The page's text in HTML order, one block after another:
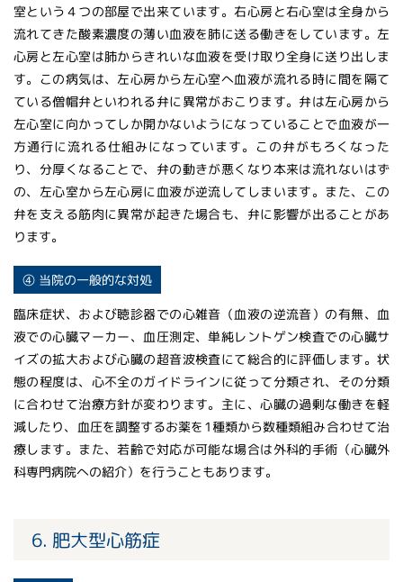
室という４つの部屋で出来ています。右心房と右心室は全身から
流れてきた酸素濃度の薄い血液を肺に送る働きをしています。左
心房と左心室は肺からきれいな血液を受け取り全身に送り出しま
す。この病気は、左心房から左心室へ血液が流れる時に間を隔て
ている僧帽弁といわれる弁に異常がおこります。弁は左心房から
左心室に向かってしか開かないようになっていることで血液が一
方通行に流れる仕組みになっています。この弁がもろくなった
り、分厚くなることで、弁の動きが悪くなり本来は流れないはず
の、左心室から左心房に血液が逆流してしまいます。また、この
弁を支える筋肉に異常が起きた場合も、弁に影響が出ることがあ
ります。
④ 当院の一般的な対処
臨床症状、および聴診器での心雑音（血液の逆流音）の有無、血
液での心臓マーカー、血圧測定、単純レントゲン検査での心臓サ
イズの拡大および心臓の超音波検査にて総合的に評価します。状
態の程度は、心不全のガイドラインに従って分類され、その分類
に合わせて治療方針が変わります。主に、心臓の過剰な働きを軽
減したり、血圧を調整するお薬を1種類から数種類組み合わせて治
療します。また、若齢で対応が可能な場合は外科的手術（心臓外
科専門病院への紹介）を行うこともあります。
6. 肥大型心筋症